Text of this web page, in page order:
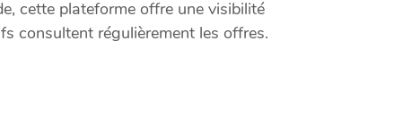
cette plateforme offre une visibilité
consultent régulièrement les offres.